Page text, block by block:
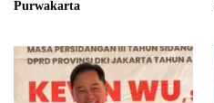
Purwakarta